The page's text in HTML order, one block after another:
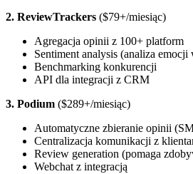
2. ReviewTrackers ($79+/miesiąc)
Agregacja opinii z 100+ platform
Sentiment analysis (analiza
Benchmarking konkurencji
API dla integracji z CRM
3. Podium ($289+/miesiąc)
Automatyczne zbieranie opinii
Centralizacja komunikacji z
Review generation (pomaga
Webchat z integracją